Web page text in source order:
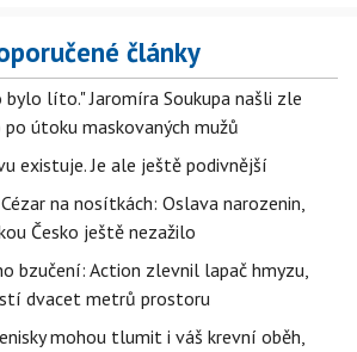
články
bylo líto." Jaromíra Soukupa našli zle
útoku maskovaných mužů
existuje. Je ale ještě podivnější
na nosítkách: Oslava narozenin,
Česko ještě nezažilo
bzučení: Action zlevnil lapač hmyzu,
dvacet metrů prostoru
mohou tlumit i váš krevní oběh,